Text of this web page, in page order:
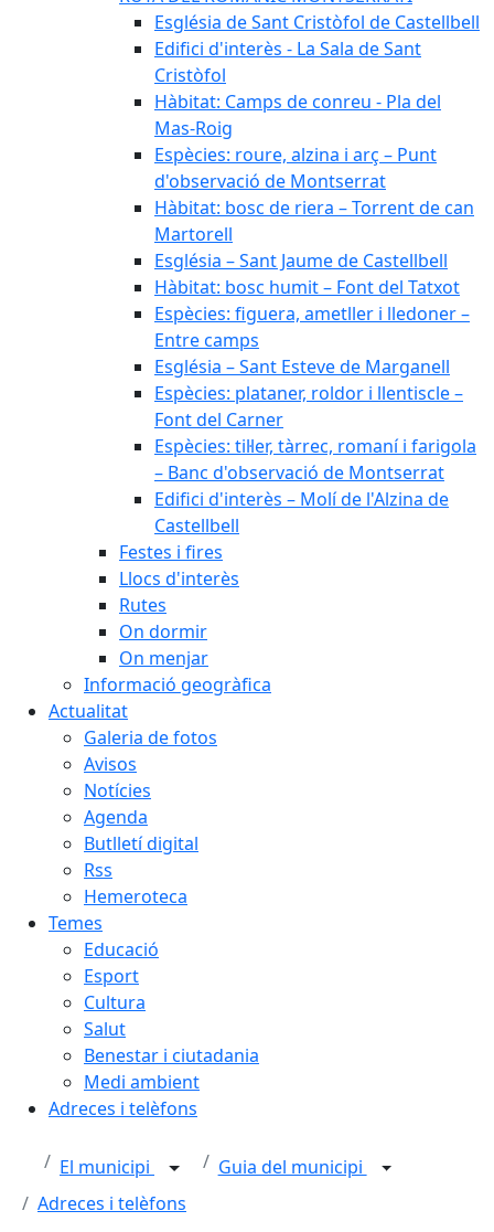
Església de Sant Cristòfol de Castellbell
Edifici d'interès - La Sala de Sant
Cristòfol
Hàbitat: Camps de conreu - Pla del
Mas-Roig
Espècies: roure, alzina i arç – Punt
d'observació de Montserrat
Hàbitat: bosc de riera – Torrent de can
Martorell
Església – Sant Jaume de Castellbell
Hàbitat: bosc humit – Font del Tatxot
Espècies: figuera, ametller i lledoner –
Entre camps
Església – Sant Esteve de Marganell
Espècies: plataner, roldor i llentiscle –
Font del Carner
Espècies: til·ler, tàrrec, romaní i farigola
– Banc d'observació de Montserrat
Edifici d'interès – Molí de l'Alzina de
Castellbell
Festes i fires
Llocs d'interès
Rutes
On dormir
On menjar
Informació geogràfica
Actualitat
Galeria de fotos
Avisos
Notícies
Agenda
Butlletí digital
Rss
Hemeroteca
Temes
Educació
Esport
Cultura
Salut
Benestar i ciutadania
Medi ambient
Adreces i telèfons
El municipi
Guia del municipi
Adreces i telèfons